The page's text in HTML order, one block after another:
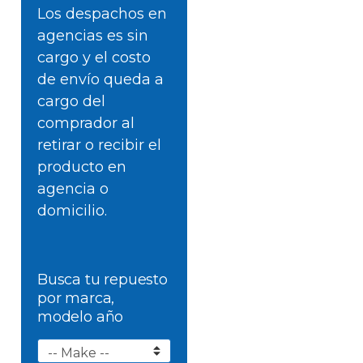
Los despachos en
agencias es sin
cargo y el costo
de envío queda a
cargo del
comprador al
retirar o recibir el
producto en
agencia o
domicilio.
Busca tu repuesto
por marca,
modelo año